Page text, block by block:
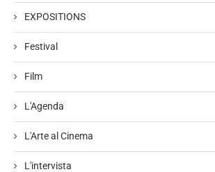
EXPOSITIONS
Festival
Film
L'Agenda
L'Arte al Cinema
L'intervista